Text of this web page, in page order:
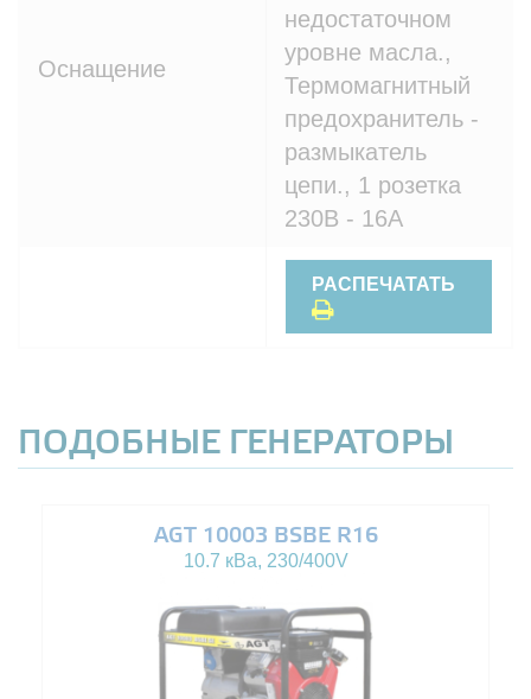
Оснащение
недостаточном
уровне масла.,
Термомагнитный
предохранитель -
размыкатель
цепи., 1 розетка
230В - 16A
РАСПЕЧАТАТЬ
ПОДОБНЫЕ ГЕНЕРАТОРЫ
AGT 10003 BSBE R16
10.7 кВа, 230/400V